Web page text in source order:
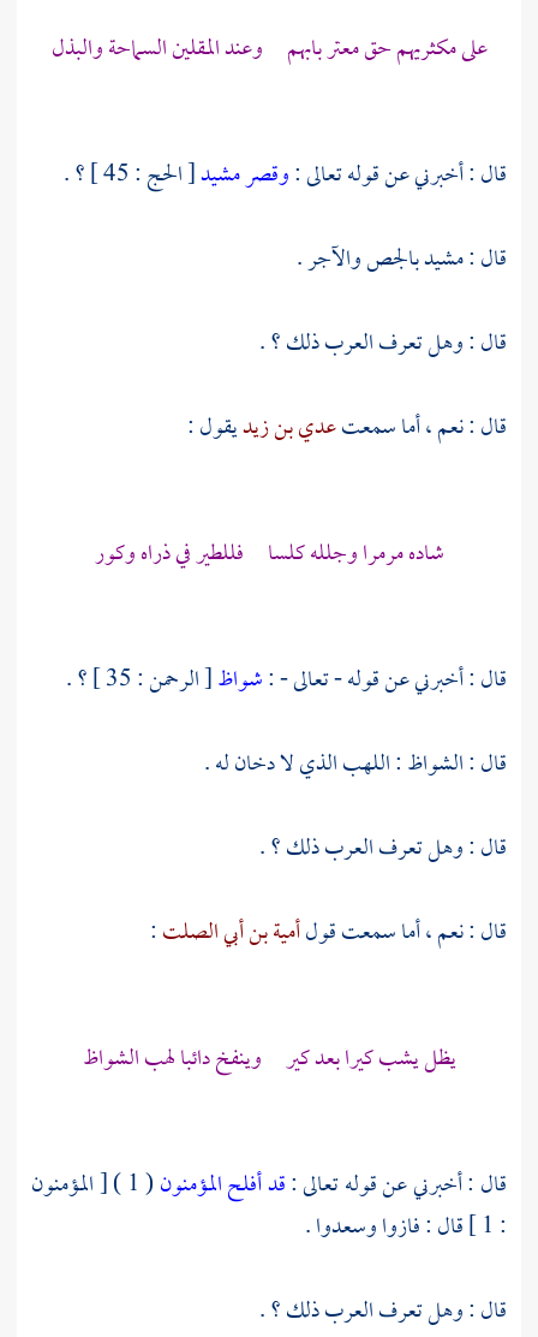
على مكثريهم حق معتر بابهم وعند المقلين السماحة والبذل
قال : أخبرني عن قوله تعالى :وقصر مشيد[ الحج : 45 ] ؟ .
قال : مشيد بالجص والآجر .
قال : وهل تعرف العرب ذلك ؟ .
قال : نعم ، أما سمعتعدي بن زيديقول :
شاده مرمرا وجلله كلسا فللطير في ذراه وكور
قال : أخبرني عن قوله - تعالى - :شواظ[ الرحمن : 35 ] ؟ .
قال : الشواظ : اللهب الذي لا دخان له .
قال : وهل تعرف العرب ذلك ؟ .
قال : نعم ، أما سمعت قولأمية بن أبي الصلت:
يظل يشب كيرا بعد كير وينفخ دائبا لهب الشواظ
قال : أخبرني عن قوله تعالى :قد أفلح المؤمنون
( 1 ) [ المؤمنون
: 1 ] قال : فازوا وسعدوا .
قال : وهل تعرف العرب ذلك ؟ .